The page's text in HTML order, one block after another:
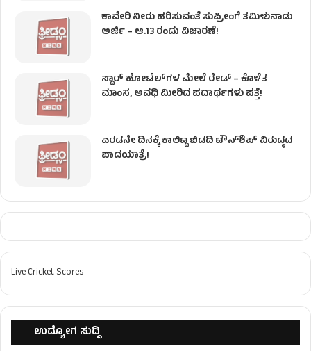
ಕಾವೇರಿ ನೀರು ಹರಿಸುವಂತೆ ಸುಪ್ರೀಂಗೆ ತಮಿಳುನಾಡು
ಅರ್ಜಿ – ಆ.13 ರಂದು ವಿಚಾರಣೆ!
ಸ್ಟಾರ್ ಹೋಟೆಲ್​​​ಗಳ ಮೇಲೆ ರೇಡ್ – ಕೊಳೆತ
ಮಾಂಸ, ಅವಧಿ ಮೀರಿದ ಪದಾರ್ಥಗಳು ಪತ್ತೆ!
ಎರಡನೇ ದಿನಕ್ಕೆ ಕಾಲಿಟ್ಟ ಬಿಡದಿ ಟೌನ್​ಶಿಪ್ ವಿರುದ್ಧದ
ಪಾದಯಾತ್ರೆ!
Live Cricket Scores
ಉದ್ಯೋಗ ಸುದ್ದಿ